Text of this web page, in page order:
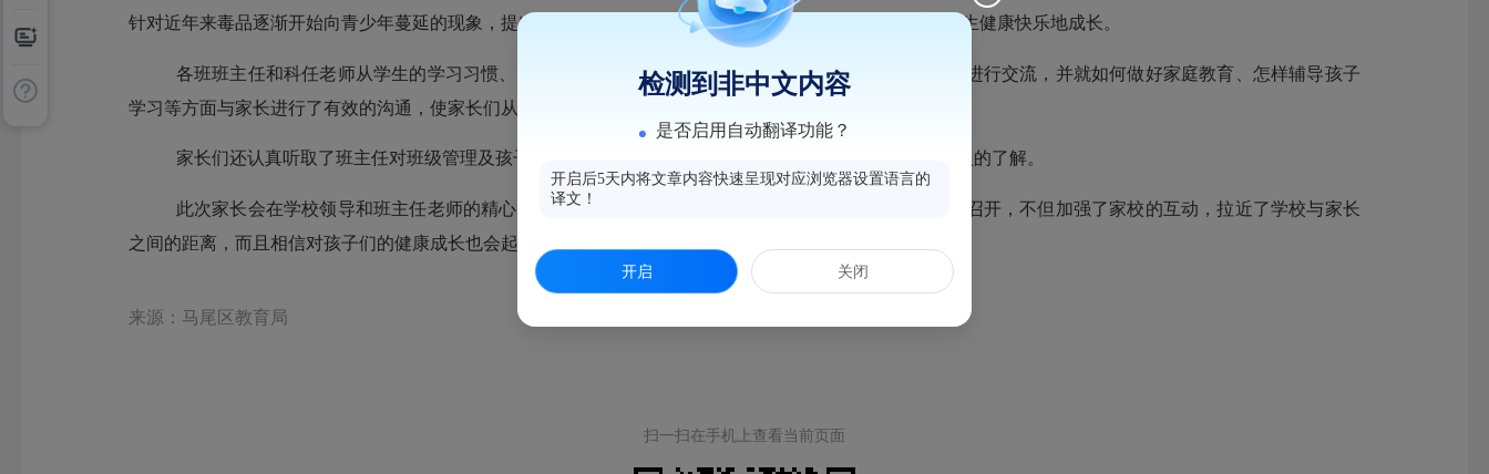
针对近年来毒品逐渐开始向青少年蔓延的现象，提出几点建议，希望家长高度重视，让毒品远离孩子，让学生健康快乐地成长。
各班班主任和科任老师从学生的学习习惯、行为养成、新学期学习计划和作业要求等方面同家长朋友进行交流，并就如何做好家庭教育、怎样辅导孩子
学习等方面与家长进行了有效的沟通，使家长们从中获得了一些有效的教育方法。
家长们还认真听取了班主任对班级管理及孩子在校学习、生活等情况，对孩子在校表现有了一个更深入的了解。
此次家长会在学校领导和班主任老师的精心准备以及家长们积极配合下，取得了圆满成功。家长会的召开，不但加强了家校的互动，拉近了学校与家长
之间的距离，而且相信对孩子们的健康成长也会起到了良好的促进作用。
来源：马尾区教育局
扫一扫在手机上查看当前页面
检测到非中文内容
是否启用自动翻译功能？
开启后5天内将文章内容快速呈现对应浏览器设置语言的
译文！
开启 关闭